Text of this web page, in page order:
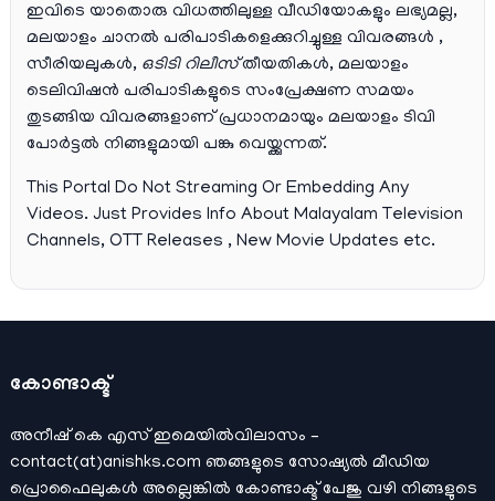
ഇവിടെ യാതൊരു വിധത്തിലുള്ള വീഡിയോകളും ലഭ്യമല്ല,
മലയാളം ചാനല്‍ പരിപാടികളെക്കുറിച്ചുള്ള വിവരങ്ങള്‍ ,
സീരിയലുകള്‍, ഒടിടി റിലീസ്തീയതികള്‍, മലയാളം
ടെലിവിഷന്‍ പരിപാടികളുടെ സംപ്രേക്ഷണ സമയം
തുടങ്ങിയ വിവരങ്ങളാണ് പ്രധാനമായും മലയാളം ടിവി
പോര്‍ട്ടല്‍ നിങ്ങളുമായി പങ്കു വെയ്ക്കുന്നത്.
This Portal Do Not Streaming Or Embedding Any
Videos. Just Provides Info About Malayalam Television
Channels, OTT Releases , New Movie Updates etc.
കോണ്ടാക്ട്
അനീഷ്‌ കെ എസ് ഇമെയില്‍വിലാസം –
contact(at)anishks.com ഞങ്ങളുടെ സോഷ്യല്‍ മീഡിയ
പ്രൊഫൈലുകള്‍ അല്ലെങ്കില്‍ കോണ്ടാക്ട്പേജു വഴി നിങ്ങളുടെ